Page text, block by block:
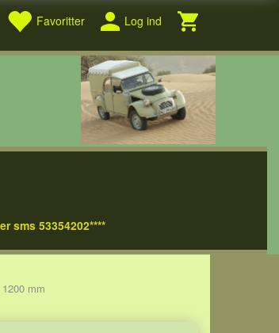
Favoritter Log ind
sms 53354202****
mm